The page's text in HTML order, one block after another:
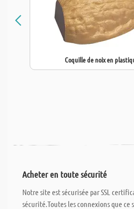
Coquille de noix en
Acheter en toute sécurité
Notre site est sécurisée par SSL
sécurité.Toutes les connexions que ce